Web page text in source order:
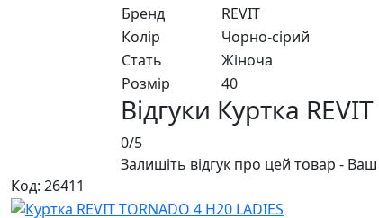
Бренд
REVIT
Колір
Чорно-сiрий
Стать
Жiноча
Розмір
40
Відгуки Куртка
0/5
Залишіть відгук про цей товар -
Код: 26411